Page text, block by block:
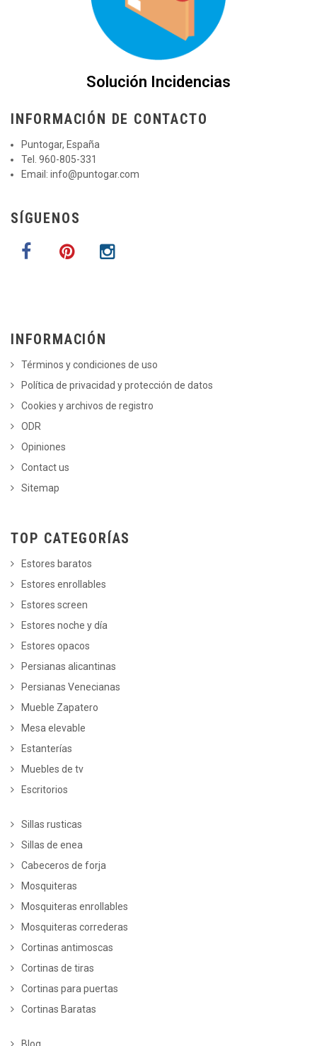
Solución Incidencias
INFORMACIÓN DE CONTACTO
Puntogar, España
Tel. 960-805-331
Email: info@puntogar.com
SÍGUENOS
INFORMACIÓN
Términos y condiciones de uso
Política de privacidad y protección de datos
Cookies y archivos de registro
ODR
Opiniones
Contact us
Sitemap
TOP CATEGORÍAS
Estores baratos
Estores enrollables
Estores screen
Estores noche y día
Estores opacos
Persianas alicantinas
Persianas Venecianas
Mueble Zapatero
Mesa elevable
Estanterías
Muebles de tv
Escritorios
Sillas rusticas
Sillas de enea
Cabeceros de forja
Mosquiteras
Mosquiteras enrollables
Mosquiteras correderas
Cortinas antimoscas
Cortinas de tiras
Cortinas para puertas
Cortinas Baratas
Blog